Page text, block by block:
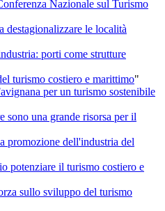
Nazionale sul Turismo
destagionalizzare le località
porti come strutture
turismo costiero e marittimo"
per un turismo sostenibile
sono una grande risorsa per il
promozione dell'industria del
potenziare il turismo costiero e
sullo sviluppo del turismo